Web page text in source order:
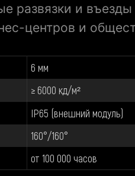
развязки и
центров и
6 мм
≥ 6000 кд/м²
IP65 (внешний модуль)
160°/160°
от 100 000 часов